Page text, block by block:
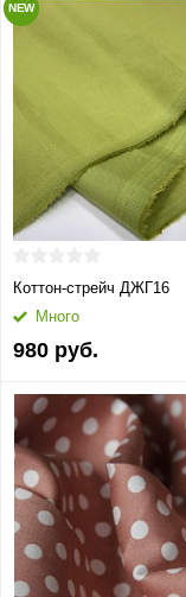
NEW
Коттон-стрейч ДЖГ16
Много
980 руб.